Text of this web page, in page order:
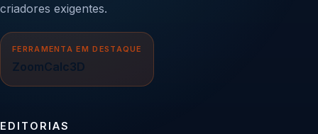
criadores exigentes.
FERRAMENTA EM DESTAQUE
ZoomCalc3D
EDITORIAS